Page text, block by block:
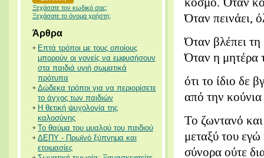
Ξεχάσατε τον κωδικό σας;
Ξεχάσατε το όνομα χρήστη;
Άρθρα
Επτά τρόποι με τους οποίους
μπορούν οι γονείς να εμφυσήσουν
στα παιδιά υγιή σωματικά
πρότυπα
Δώδεκα τρόποι για να περιορίσετε
το άγχος των παιδιών
Η θετική ψυχολογία της
καλοσύνης
Το θαύμα του μυαλού του παιδιού
ΔΕΠΥ - Πρωϊνό ξύπνημα και
ετοιμασίες
Όταν πεινάει,
Όταν βλέπει τη
Όταν η μητέρα
ότι το ίδιο δε
από την
Το ζωντανό
μεταξύ του
σύνορα ούτε